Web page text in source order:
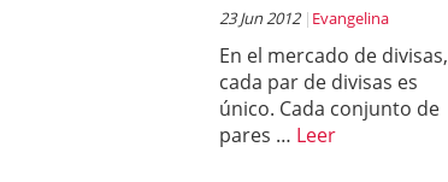
23 Jun 2012 Evangelina
En el mercado de divisas,
cada par de divisas es
único. Cada conjunto de
pares … Leer